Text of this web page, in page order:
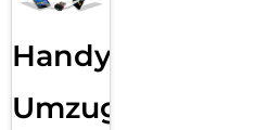
Handy
Umzug